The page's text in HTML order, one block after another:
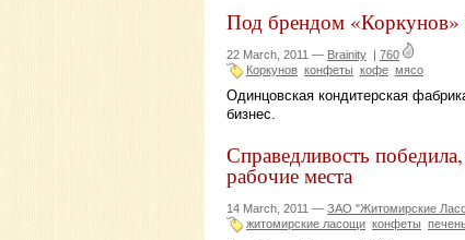
Под брендом «Коркунов»
22 March, 2011 — Brainity | 760
Коркунов конфеты кофе мясо
Одинцовская кондитерская
бизнес.
Справедливость
рабочие места
14 March, 2011 — ЗАО "Житомирские
житомирские ласощи конфеты